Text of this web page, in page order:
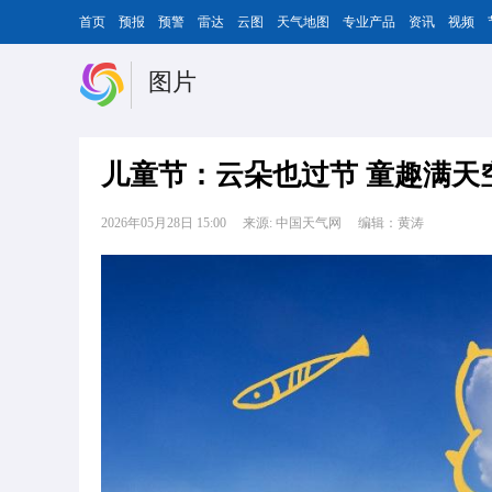
首页 预报 预警 雷达 云图 天气地图 专业产品 资讯 视频
图片
儿童节：云朵也过节 童趣满天
2026年05月28日 15:00 来源: 中国天气网 编辑：黄涛